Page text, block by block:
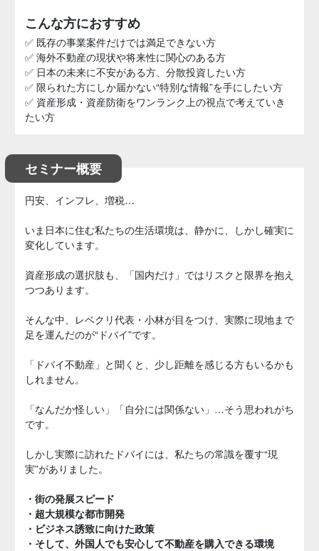
こんな方におすすめ
✅ 既存の事業案件だけでは満足できない方
✅ 海外不動産の現状や将来性に関心のある方
✅ 日本の未来に不安がある方、分散投資したい方
✅ 限られた方にしか届かない“特別な情報”を手にしたい方
✅ 資産形成・資産防衛をワンランク上の視点で考えていき
たい方
セミナー概要
円安、インフレ、増税…
いま日本に住む私たちの生活環境は、静かに、しかし確実に
変化しています。
資産形成の選択肢も、「国内だけ」ではリスクと限界を抱え
つつあります。
そんな中、レベクリ代表・小林が目をつけ、実際に現地まで
足を運んだのが“ドバイ”です。
「ドバイ不動産」と聞くと、少し距離を感じる方もいるかも
しれません。
「なんだか怪しい」「自分には関係ない」…そう思われがち
です。
しかし実際に訪れたドバイには、私たちの常識を覆す“現
実”がありました。
・街の発展スピード
・超大規模な都市開発
・ビジネス誘致に向けた政策
・そして、外国人でも安心して不動産を購入できる環境